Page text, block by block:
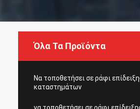
Όλα Τα Προϊόντα
Να τοποθετήσει σε ράφι
καταστημάτων